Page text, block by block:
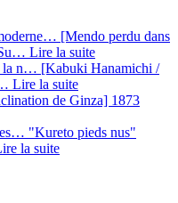
[Mendo perdu dans
Lire la suite
la n… [Kabuki Hanamichi /
Lire la suite
de Ginza] 1873
"Kureto pieds nus"
la suite